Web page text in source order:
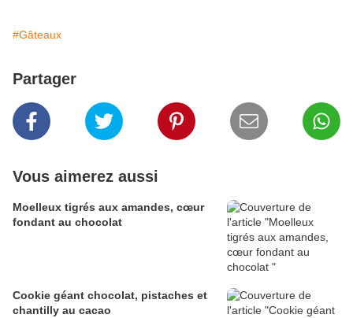
#Gâteaux
Partager
Vous aimerez aussi
Moelleux tigrés aux amandes, cœur
fondant au chocolat
Cookie géant chocolat, pistaches et
chantilly au cacao